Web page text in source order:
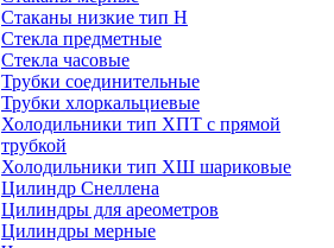
Стаканы низкие тип Н
Стекла предметные
Стекла часовые
Трубки соединительные
Трубки хлоркальциевые
Холодильники тип ХПТ с прямой
трубкой
Холодильники тип ХШ шариковые
Цилиндр Снеллена
Цилиндры для ареометров
Цилиндры мерные